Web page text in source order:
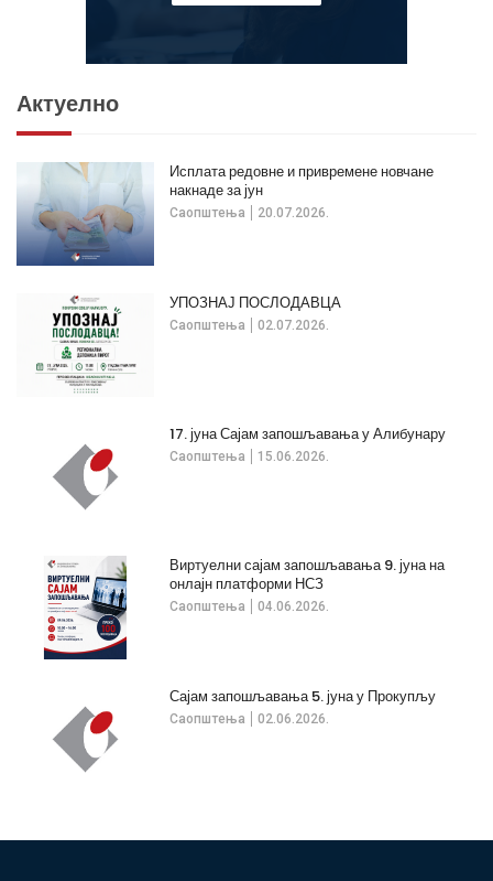
Актуелно
Саопштења 20.07.2026.
Исплата редовне и привремене новчане
накнаде за јун
Саопштења 02.07.2026.
УПОЗНАЈ ПОСЛОДАВЦА
Саопштења 15.06.2026.
17. јуна Сајам запошљавања у Алибунару
Саопштења 04.06.2026.
Виртуелни сајам запошљавања 9. јуна на
онлајн платформи НСЗ
Саопштења 02.06.2026.
Сајам запошљавања 5. јуна у Прокупљу